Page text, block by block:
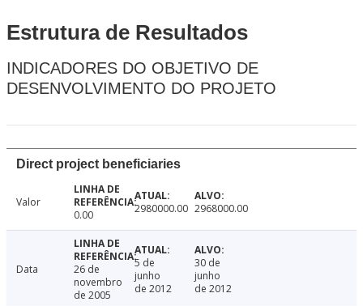
Estrutura de Resultados
INDICADORES DO OBJETIVO DE
DESENVOLVIMENTO DO PROJETO
Direct project beneficiaries
Valor
0.00
2980000.00 2968000.00
Data
26 de
novembro
de 2005
5 de
junho
de 2012
30 de
junho
de 2012